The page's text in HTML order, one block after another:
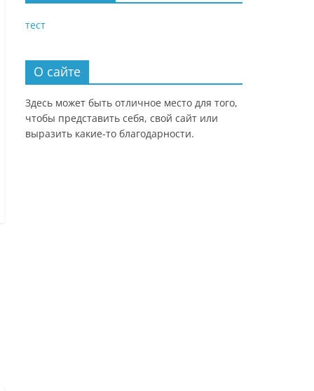
тест
О сайте
Здесь может быть отличное место для того,
чтобы представить себя, свой сайт или
выразить какие-то благодарности.